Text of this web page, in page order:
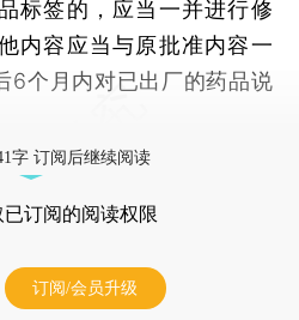
签的，应当一并进行修
内容应当与原批准内容一
6个月内对已出厂的药品说
字 订阅后继续阅读
已订阅的阅读权限
订阅/会员升级